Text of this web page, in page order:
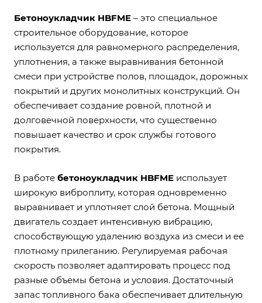
Бетоноукладчик HBFME – это специальное
строительное оборудование, которое
используется для равномерного распределения,
уплотнения, а также выравнивания бетонной
смеси при устройстве полов, площадок, дорожных
покрытий и других монолитных конструкций. Он
обеспечивает создание ровной, плотной и
долговечной поверхности, что существенно
повышает качество и срок службы готового
покрытия.
В работе бетоноукладчик HBFME использует
широкую виброплиту, которая одновременно
выравнивает и уплотняет слой бетона. Мощный
двигатель создает интенсивную вибрацию,
способствующую удалению воздуха из смеси и ее
плотному прилеганию. Регулируемая рабочая
скорость позволяет адаптировать процесс под
разные объемы бетона и условия. Достаточный
запас топливного бака обеспечивает длительную